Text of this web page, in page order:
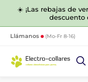
☀️ ¡Las rebajas de
descuento
Llámanos (Mo-Fr 8-16)